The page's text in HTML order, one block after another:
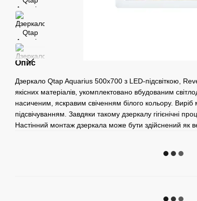
Опис
Дзеркало Qtap Aquarius 500х700 з LED-підсвіткою,
якісних матеріалів, укомплектовано вбудованим
насиченим, яскравим свіченням білого кольору.
підсвічуванням. Завдяки такому дзеркалу гігієнічні
Настінний монтаж дзеркала може бути здійснений як